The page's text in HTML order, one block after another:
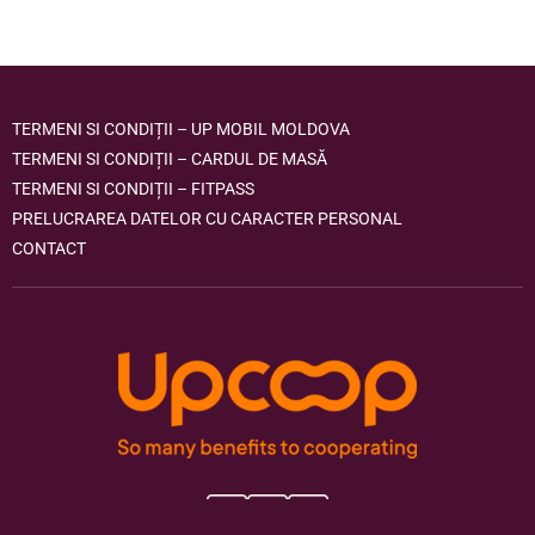
TERMENI SI CONDIȚII – UP MOBIL MOLDOVA
TERMENI SI CONDIȚII – CARDUL DE MASĂ
TERMENI SI CONDIȚII – FITPASS
PRELUCRAREA DATELOR CU CARACTER PERSONAL
CONTACT